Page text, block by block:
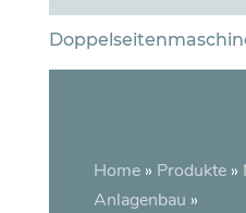
Home » Produkte »
Anlagenbau »